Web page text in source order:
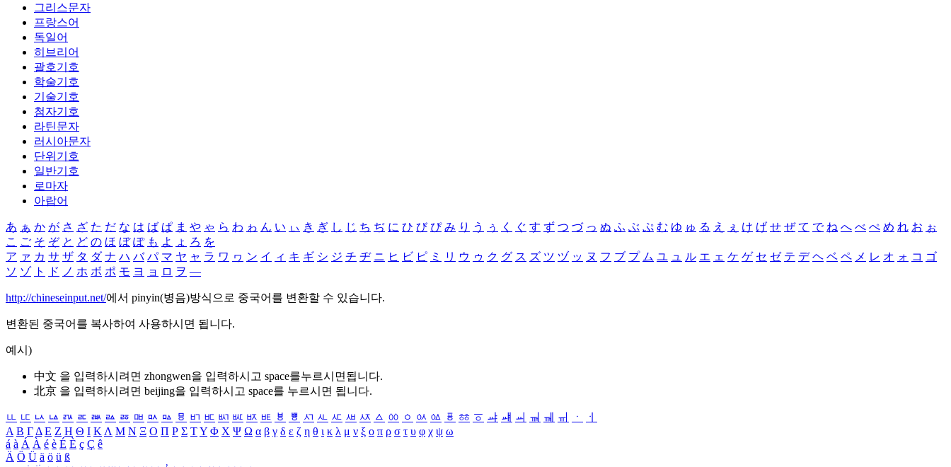
그리스문자
프랑스어
독일어
히브리어
괄호기호
학술기호
기술기호
첨자기호
라틴문자
러시아문자
단위기호
일반기호
로마자
아랍어
あ ぁ か が さ ざ た だ な は ば ぱ ま や ゃ ら わ ゎ ん い ぃ き ぎ し じ ち ぢ に ひ び ぴ み り う ぅ く ぐ す ず つ づ っ ぬ ふ ぶ ぷ む ゆ ゅ る え ぇ け げ せ ぜ て で ね へ べ ぺ め れ お ぉ
こ ご そ ぞ と ど の ほ ぼ ぽ も よ ょ ろ を
ア ァ カ サ ザ タ ダ ナ ハ バ パ マ ヤ ャ ラ ワ ヮ ン イ ィ キ ギ シ ジ チ ヂ ニ ヒ ビ ピ ミ リ ウ ゥ ク グ ス ズ ツ ヅ ッ ヌ フ ブ プ ム ユ ュ ル エ ェ ケ ゲ セ ゼ テ デ ヘ ベ ペ メ レ オ ォ コ ゴ
ソ ゾ ト ド ノ ホ ボ ポ モ ヨ ョ ロ ヲ ―
http://chineseinput.net/에서 pinyin(병음)방식으로 중국어를 변환할 수 있습니다.
변환된 중국어를 복사하여 사용하시면 됩니다.
예시)
中文 을 입력하시려면 zhongwen을 입력하시고 space를누르시면됩니다.
北京 을 입력하시려면 beijing을 입력하시고 space를 누르시면 됩니다.
ㅥ ㅦ ㅧ ㅨ ㅩ ㅪ ㅫ ㅬ ㅭ ㅮ ㅯ ㅰ ㅱ ㅲ ㅳ ㅴ ㅵ ㅶ ㅷ ㅸ ㅹ ㅺ ㅻ ㅼ ㅽ ㅾ ㅿ ㆀ ㆁ ㆂ ㆃ ㆄ ㆅ ㆆ ㆇ ㆈ ㆉ ㆊ ㆋ ㆌ ㆍ
ㆎ
Α Β ΓΔ Ε Ζ Η Θ Ι ΚΛ Μ Ν Ξ Ο Π Ρ Σ ΤΥ Φ Χ Ψ Ω α β γ δ ε ζ η θ ι κ λ μ ν ξ ο π ρ σ τ υ φ χ ψ ω
á à Á À é è É È ç Ç ê
Ä Ö Ü ä ö ü ß